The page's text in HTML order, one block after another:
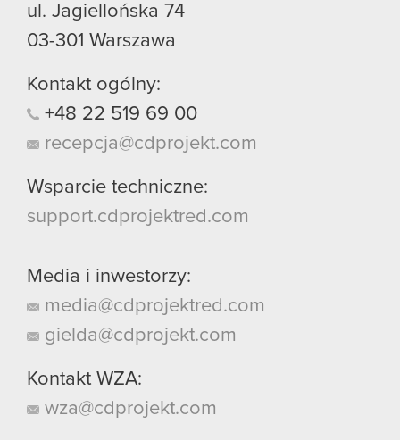
ul. Jagiellońska 74
03-301 Warszawa
Kontakt ogólny:
+48 22 519 69 00
recepcja@cdprojekt.com
Wsparcie techniczne:
support.cdprojektred.com
Media i inwestorzy:
media@cdprojektred.com
gielda@cdprojekt.com
Kontakt WZA:
wza@cdprojekt.com